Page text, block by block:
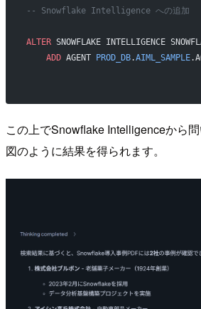
-- Snowflake Intelligence への追加
ALTER SNOWFLAKE INTELLIGENCE
    ADD
AGENT PROD_DB.AIML_SAMPLE
この上でSnowflake Intelligenceから
図のように結果を得られます。